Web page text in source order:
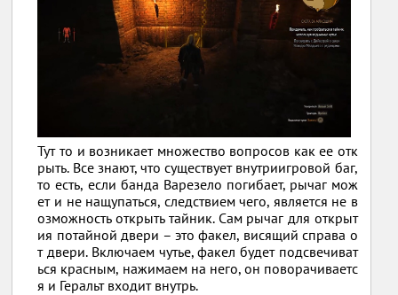
Тут то и возникает множество вопросов как ее отк
рыть. Все знают, что существует внутриигровой баг,
то есть, если банда Варезело погибает, рычаг мож
ет и не нащупаться, следствием чего, является не в
озможность открыть тайник. Сам рычаг для открыт
ия потайной двери – это факел, висящий справа о
т двери. Включаем чутье, факел будет подсвечиват
ься красным, нажимаем на него, он поворачиваетс
я и Геральт входит внутрь.